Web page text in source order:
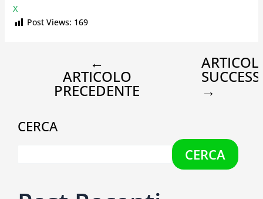
X
Post Views: 169
←
ARTICOLO
PRECEDENTE →
CERCA
CERCA